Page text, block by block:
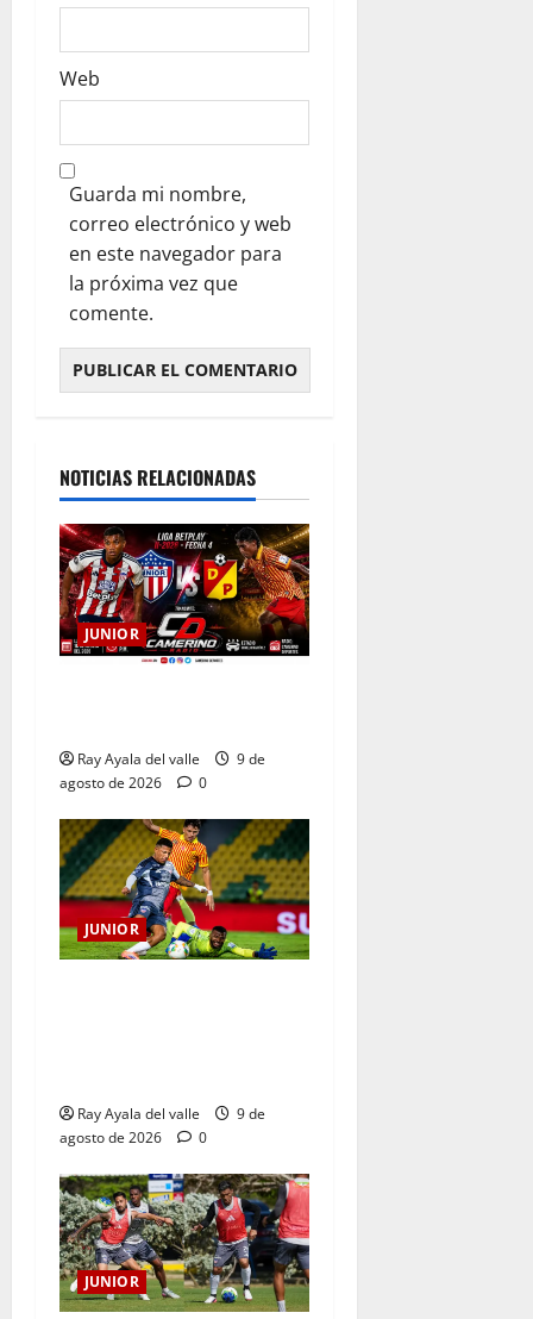
Web
Guarda mi nombre,
correo electrónico y web
en este navegador para
la próxima vez que
comente.
NOTICIAS RELACIONADAS
JUNIOR
Ray Ayala del valle
9 de
agosto de 2026
0
JUNIOR
Ray Ayala del valle
9 de
agosto de 2026
0
JUNIOR